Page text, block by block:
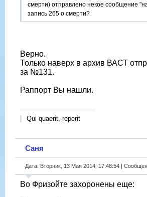
смерти) отправлено некое сообщение
запись 265 о смерти?
Верно.
Только наверх в архив ВАСТ
за №131.
Раппорт Вы нашли.
Qui quaerit, reperit
Саня
Дата: Вторник, 13 Мая 2014, 17:48:54 |
Во Фризойте захоронены еще: